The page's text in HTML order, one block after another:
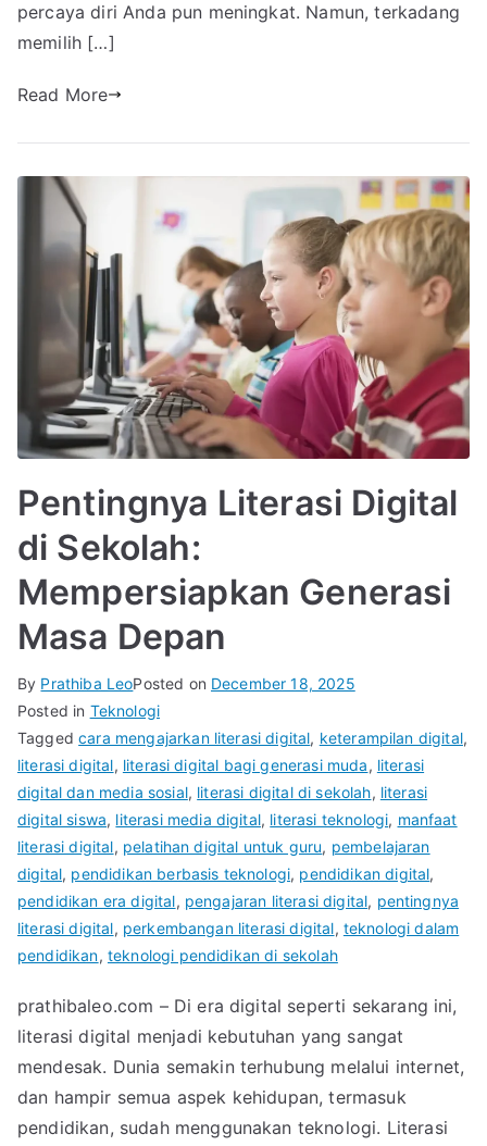
percaya diri Anda pun meningkat. Namun, terkadang
memilih […]
Read More
Pentingnya Literasi Digital
di Sekolah:
Mempersiapkan Generasi
Masa Depan
By Prathiba LeoPosted on December 18, 2025
Posted in Teknologi
Taggedcara mengajarkan literasi digital, keterampilan digital,
literasi digital, literasi digital bagi generasi muda, literasi
digital dan media sosial, literasi digital di sekolah, literasi
digital siswa, literasi media digital, literasi teknologi, manfaat
literasi digital, pelatihan digital untuk guru, pembelajaran
digital, pendidikan berbasis teknologi, pendidikan digital,
pendidikan era digital, pengajaran literasi digital, pentingnya
literasi digital, perkembangan literasi digital, teknologi dalam
pendidikan, teknologi pendidikan di sekolah
prathibaleo.com – Di era digital seperti sekarang ini,
literasi digital menjadi kebutuhan yang sangat
mendesak. Dunia semakin terhubung melalui internet,
dan hampir semua aspek kehidupan, termasuk
pendidikan, sudah menggunakan teknologi. Literasi